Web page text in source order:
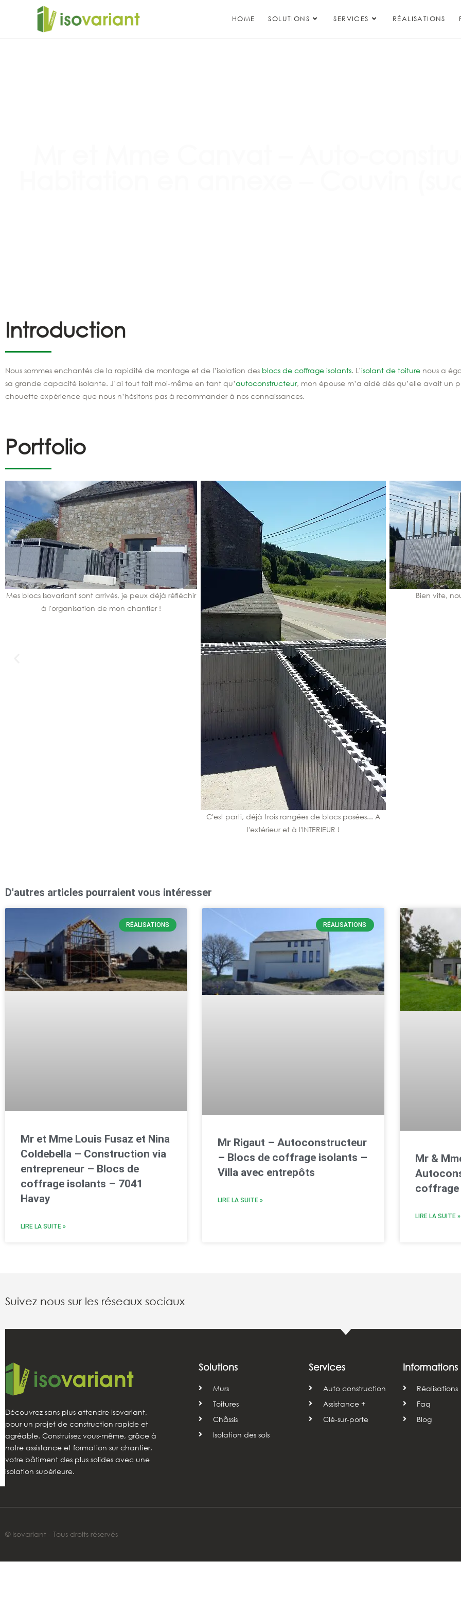
HOME SOLUTIONS SERVICES RÉALISATIONS
Introduction
Nous sommes enchantés de la rapidité de montage et de l’isolation des blocs de coffrage isolants. L’isolant de toiture nous a
sa grande capacité isolante. J’ai tout fait moi-même en tant qu’autoconstructeur, mon épouse m’a aidé dès qu’elle avait un
chouette expérience que nous n’hésitons pas à recommander à nos connaissances.
Portfolio
Mes blocs Isovariant sont arrivés, je peux déjà réfléchir
à l'organisation de mon chantier !
C'est parti, déjà trois rangées de blocs posées... A
l'extérieur et à l'INTERIEUR !
Bien vite,
D'autres articles pourraient vous intéresser
RÉALISATIONS
Mr et Mme Louis Fusaz et Nina
Coldebella – Construction via
entrepreneur – Blocs de
coffrage isolants – 7041
Havay
LIRE LA SUITE »
RÉALISATIONS
Mr Rigaut – Autoconstructeur
– Blocs de coffrage isolants –
Villa avec entrepôts
LIRE LA SUITE »
Mr &
coffrage
LIRE LA SUITE »
Suivez nous sur les réseaux sociaux
Découvrez sans plus attendre Isovariant,
pour un projet de construction rapide et
agréable. Construisez vous-même, grâce à
notre assistance et formation sur chantier,
votre bâtiment des plus solides avec une
isolation supérieure.
Solutions
Murs
Toitures
Châssis
Isolation des sols
Services
Auto construction
Assistance +
Clé-sur-porte
Informations
Réalisations
Faq
Blog
© Isovariant - Tous droits réservés